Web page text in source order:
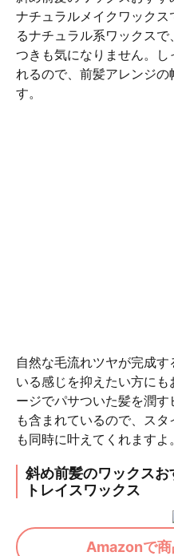
ナチュラルメイクワック
るナチュラル系ワックス
つきも気になりません。し
れるので、前髪アレンジ
す。
自然な毛流れツヤが完成
いる感じを抑えたい方に
ージでパサついた髪を潤
も含まれているので、ス
も同時に叶えてくれますよ。
斜め前髪のワックス
トレイスワックス
Amazonで